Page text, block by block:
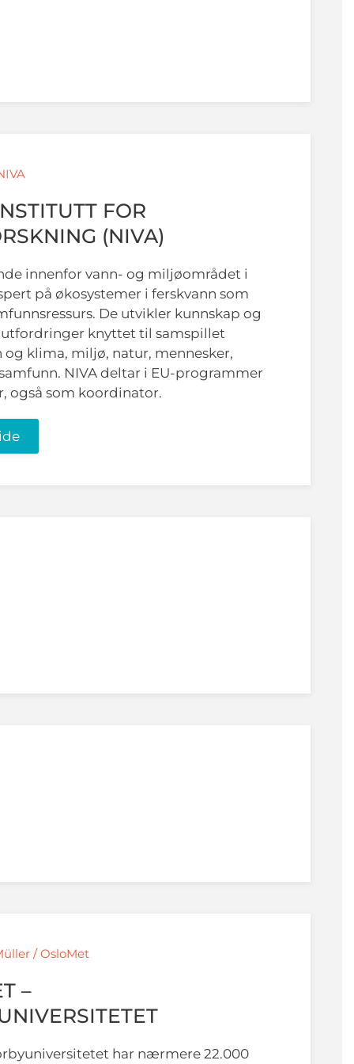
FOR
(NIVA)
innenfor vann- og miljøområdet i
på økosystemer i ferskvann som
De utvikler kunnskap og
knyttet til samspillet
klima, miljø, natur, mennesker,
NIVA deltar i EU-programmer
også som koordinator.
/ OsloMet
–
har nærmere 22.000